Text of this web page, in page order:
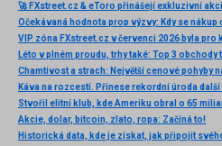
Očekávaná hodnota prop výzvy: Kdy se nákup
VIP zóna FXstreet.cz v červenci 2026 byla pro
Káva na rozcestí. Přinese rekordní úroda
Akcie, dolar, bitcoin, zlato, ropa: Začíná to!